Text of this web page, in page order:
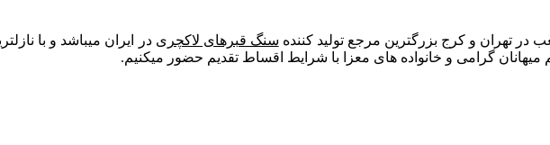
تهران و کرج بزرگترین مرجع تولید کننده سنگ قبرهای لاکچری در ایران میباشد و با
گرامی و خانواده های معزا با شرایط اقساط تقدیم حضور میکنیم.